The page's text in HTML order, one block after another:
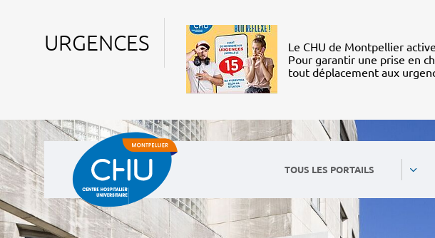
URGENCES
Le CHU de Montpellier
Pour garantir une prise en
tout déplacement aux
TOUS LES PORTAILS